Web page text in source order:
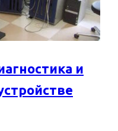
и